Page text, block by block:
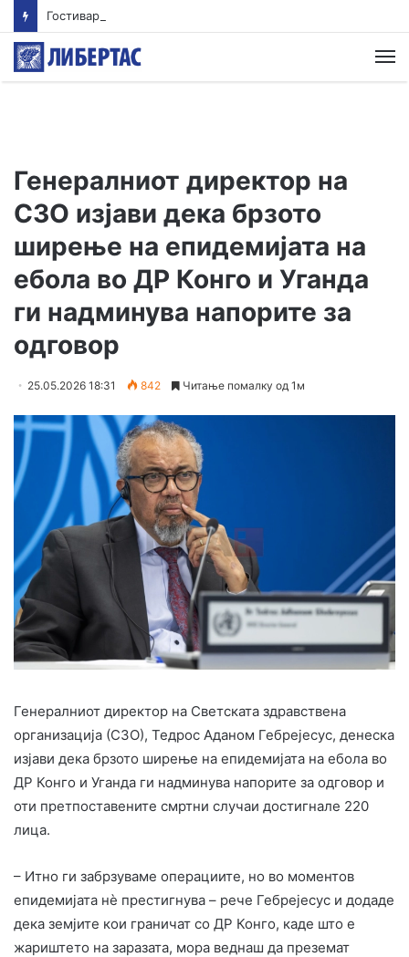
Гостиварци и натаму без пивка вода
Генералниот директор на
СЗО изјави дека брзото
ширење на епидемијата на
ебола во ДР Конго и Уганда
ги надминува напорите за
одговор
25.05.2026 18:31 842 Читање помалку од 1м
Генералниот директор на Светската здравствена
организација (СЗО), Тедрос Аданом Гебрејесус, денеска
изјави дека брзото ширење на епидемијата на ебола во
ДР Конго и Уганда ги надминува напорите за одговор и
оти претпоставените смртни случаи достигнале 220
лица.
– Итно ги забрзуваме операциите, но во моментов
епидемијата нè престигнува – рече Гебрејесус и додаде
дека земјите кои граничат со ДР Конго, каде што е
жариштето на заразата, мора веднаш да преземат